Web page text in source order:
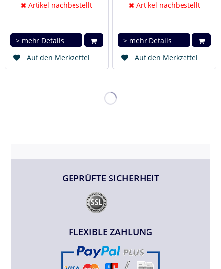
Artikel nachbestellt
> mehr Details
Auf den Merkzettel
Artikel nachbestellt
> mehr Details
Auf den Merkzettel
GEPRÜFTE SICHERHEIT
FLEXIBLE ZAHLUNG